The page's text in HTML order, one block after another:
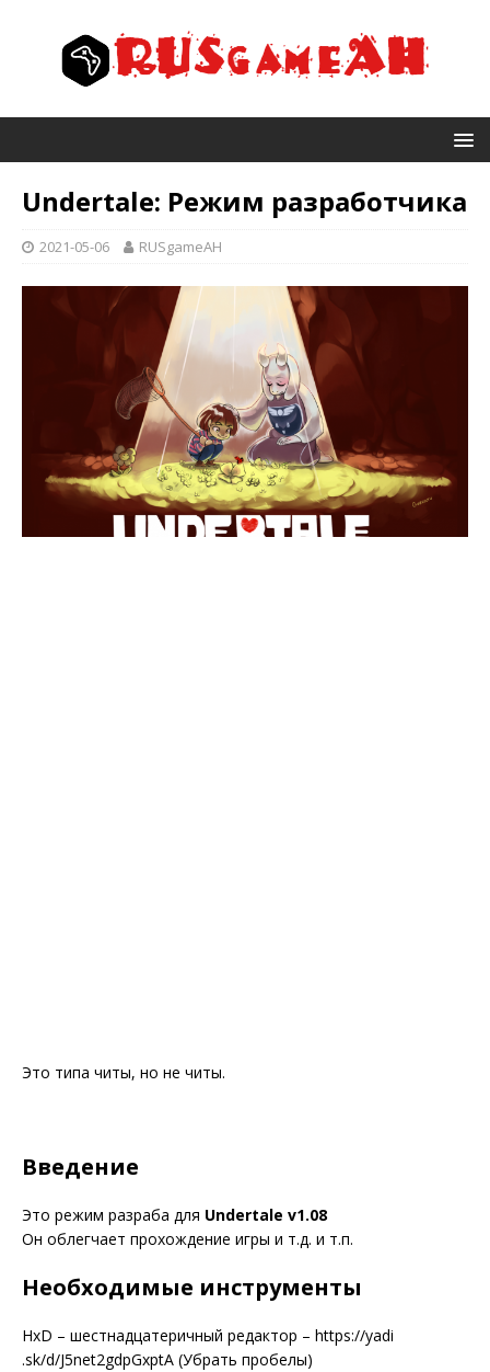
Undertale: Режим разработчика
2021-05-06 RUSgameAH
Это типа читы, но не читы.
Введение
Это режим разраба для Undertale v1.08
Он облегчает прохождение игры и т.д. и т.п.
Необходимые инструменты
HxD – шестнадцатеричный редактор – https://yadi
.sk/d/J5net2gdpGxptA (Убрать пробелы)